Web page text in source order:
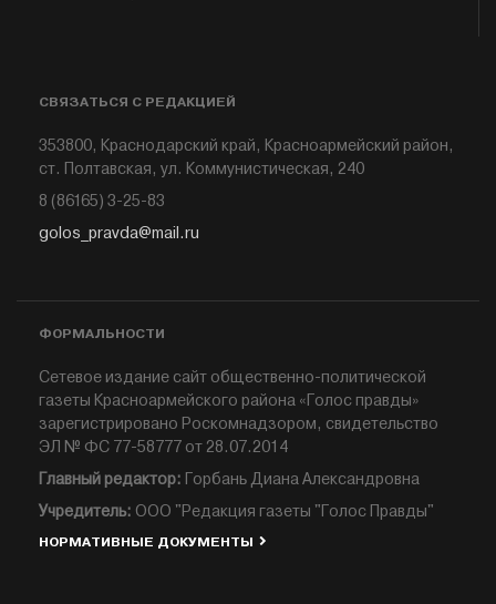
СВЯЗАТЬСЯ С РЕДАКЦИЕЙ
353800, Краснодарский край, Красноармейский район,
ст. Полтавская, ул. Коммунистическая, 240
8 (86165) 3-25-83
golos_pravda@mail.ru
ФОРМАЛЬНОСТИ
Сетевое издание сайт общественно-политической
газеты Красноармейского района «Голос правды»
зарегистрировано Роскомнадзором, свидетельство
ЭЛ № ФС 77-58777 от 28.07.2014
Главный редактор: Горбань Диана Александровна
Учредитель: ООО "Редакция газеты "Голос Правды"
НОРМАТИВНЫЕ ДОКУМЕНТЫ